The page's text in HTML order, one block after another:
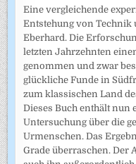
Eine vergleichende
Entstehung von Technik
Eberhard. Die
letzten Jahrzehnten
genommen und zwar
glückliche Funde in
zum klassischen Land
Dieses Buch enthält
Untersuchung über die
Urmenschen. Das
Grade überraschen. Der